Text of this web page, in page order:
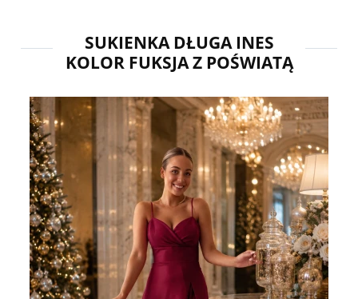
SUKIENKA DŁUGA INES
KOLOR FUKSJA Z POŚWIATĄ